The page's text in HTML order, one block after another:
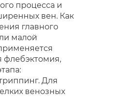
процесса и
вен. Как
главного
малой
флебэктомия,
Для
венозных